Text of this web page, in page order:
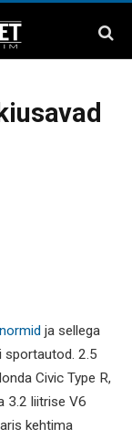
ja sellega
sportautod. 2.5
Civic Type R,
3.2 liitrise V6
kehtima